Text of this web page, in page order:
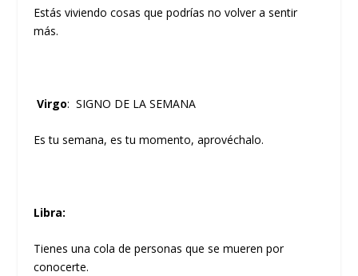
Estás viviendo cosas que podrías no volver a sentir
más.
Virgo: SIGNO DE LA SEMANA
Es tu semana, es tu momento, aprovéchalo.
Libra:
Tienes una cola de personas que se mueren por
conocerte.